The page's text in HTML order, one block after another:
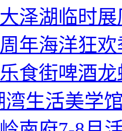
泽湖临时
年海洋狂欢
食街啤酒
湾生活美学